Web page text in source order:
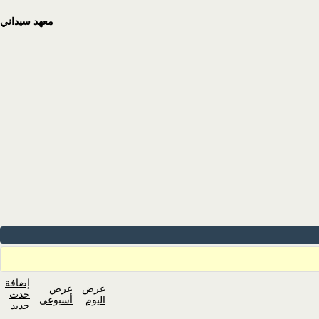
معهد سيداني
عرض
اليوم
عرض
أسبوعي
إضافة
حدث
جديد